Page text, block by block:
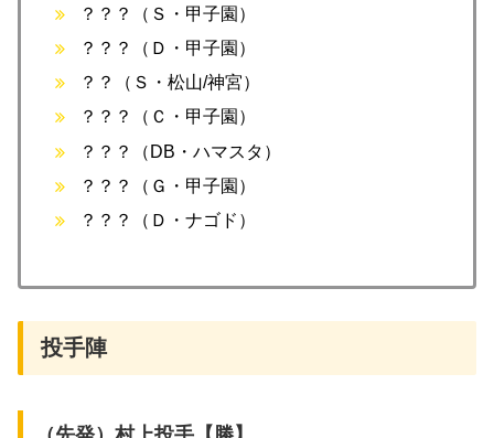
？？？（Ｓ・甲子園）
？？？（Ｄ・甲子園）
？？（Ｓ・松山/神宮）
？？？（Ｃ・甲子園）
？？？（DB・ハマスタ）
？？？（Ｇ・甲子園）
？？？（Ｄ・ナゴド）
投手陣